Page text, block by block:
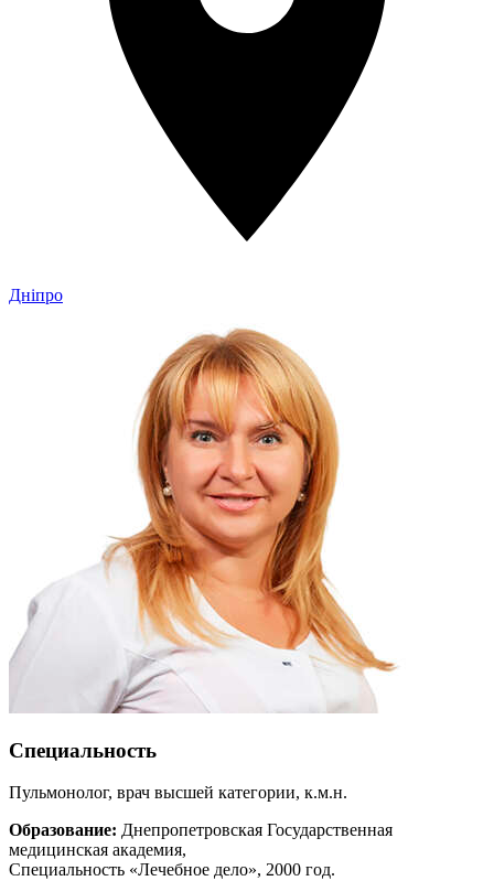
Дніпро
Специальность
Пульмонолог, врач высшей категории, к.м.н.
Образование: Днепропетровская Государственная
медицинская академия,
Специальность «Лечебное дело», 2000 год.